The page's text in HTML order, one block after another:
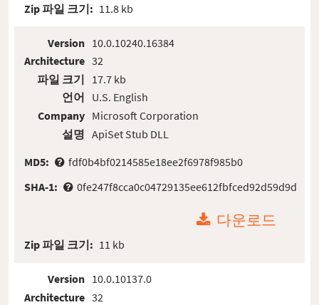
Zip 파일 크기: 11.8 kb
Version
Architecture
파일 크기
언어
Company
설명
10.0.10240.16384
32
17.7 kb
U.S. English
Microsoft Corporation
ApiSet Stub DLL
MD5:
fdf0b4bf0214585e18ee2f6978f985b0
SHA-1:
0fe247f8cca0c04729135ee612fbfced92d59d9d
다운로드
Zip 파일 크기: 11 kb
Version
Architecture
10.0.10137.0
32